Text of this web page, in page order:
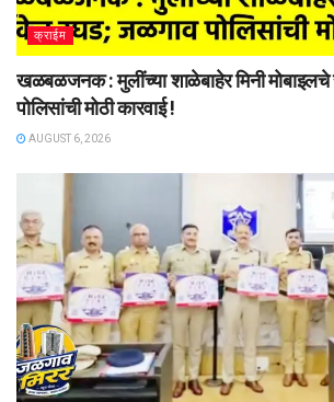
क्राईम
खळबळजनक : मुलींच्या शाळेबाहेर मिनी
पोलिसांची मोठी कारवाई !
AUGUST 6, 2026